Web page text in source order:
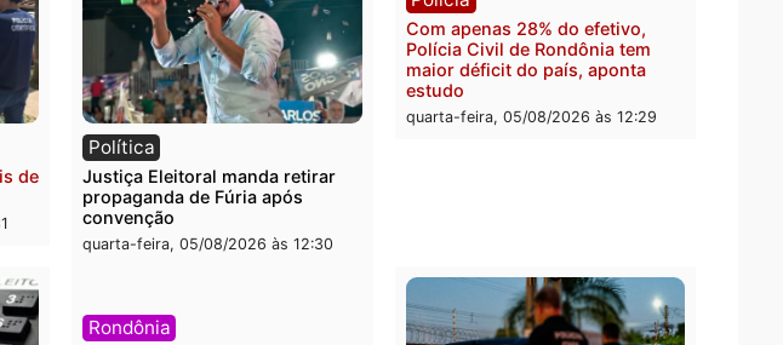
Porto
Brasil
Confronto durante operação
termina com foragido baleado e
grande apreensão de drogas
quarta-feira, 05/08/2026 às 12:42